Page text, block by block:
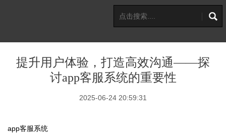
提升用户体验，打造高效沟通——探
讨app客服系统的重要性
2025-06-24 20:59:31
app客服系统